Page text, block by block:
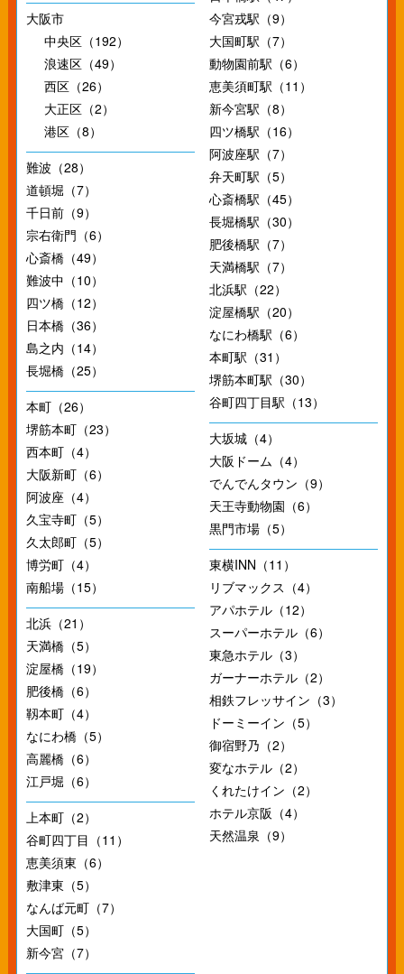
大阪市
中央区（192）
浪速区（49）
西区（26）
大正区（2）
港区（8）
難波（28）
道頓堀（7）
千日前（9）
宗右衛門（6）
心斎橋（49）
難波中（10）
四ツ橋（12）
日本橋（36）
島之内（14）
長堀橋（25）
本町（26）
堺筋本町（23）
西本町（4）
大阪新町（6）
阿波座（4）
久宝寺町（5）
久太郎町（5）
博労町（4）
南船場（15）
北浜（21）
天満橋（5）
淀屋橋（19）
肥後橋（6）
靱本町（4）
なにわ橋（5）
高麗橋（6）
江戸堀（6）
上本町（2）
谷町四丁目（11）
恵美須東（6）
敷津東（5）
なんば元町（7）
大国町（5）
新今宮（7）
今宮戎駅（9）
大国町駅（7）
動物園前駅（6）
恵美須町駅（11）
新今宮駅（8）
四ツ橋駅（16）
阿波座駅（7）
弁天町駅（5）
心斎橋駅（45）
長堀橋駅（30）
肥後橋駅（7）
天満橋駅（7）
北浜駅（22）
淀屋橋駅（20）
なにわ橋駅（6）
本町駅（31）
堺筋本町駅（30）
谷町四丁目駅（13）
大坂城（4）
大阪ドーム（4）
でんでんタウン（9）
天王寺動物園（6）
黒門市場（5）
東横INN（11）
リブマックス（4）
アパホテル（12）
スーパーホテル（6）
東急ホテル（3）
ガーナーホテル（2）
相鉄フレッサイン（3）
ドーミーイン（5）
御宿野乃（2）
変なホテル（2）
くれたけイン（2）
ホテル京阪（4）
天然温泉（9）